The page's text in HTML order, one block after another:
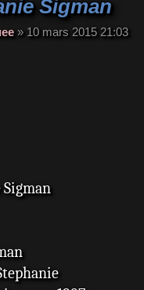
Sigman
» 10 mars 2015 21:03